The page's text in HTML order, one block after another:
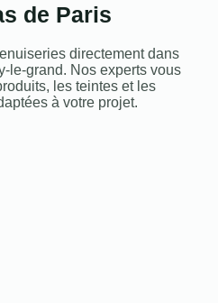
de Paris
directement dans
le-grand. Nos experts vous
les teintes et les
à votre projet.